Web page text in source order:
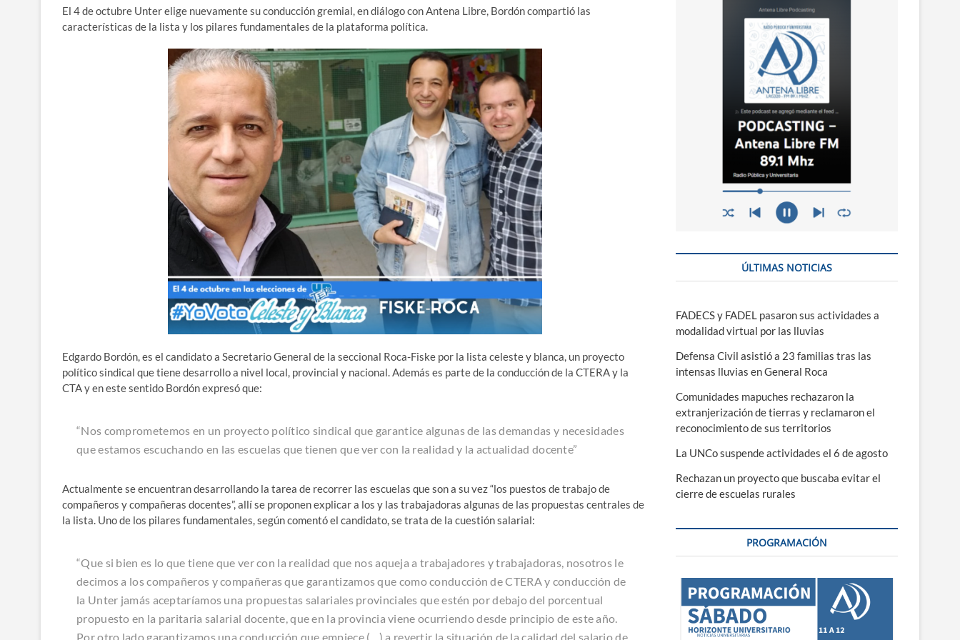
El 4 de octubre Unter elige nuevamente su conducción gremial, en diálogo con Antena Libre, Bordón compartió las
características de la lista y los pilares fundamentales de la plataforma política.
Edgardo Bordón, es el candidato a Secretario General de la seccional Roca-Fiske por la lista celeste y blanca, un proyecto
político sindical que tiene desarrollo a nivel local, provincial y nacional. Además es parte de la conducción de la CTERA y la
CTA y en este sentido Bordón expresó que:
“Nos comprometemos en un proyecto político sindical que garantice algunas de las demandas y necesidades
que estamos escuchando en las escuelas que tienen que ver con la realidad y la actualidad docente”
Actualmente se encuentran desarrollando la tarea de recorrer las escuelas que son a su vez “los puestos de trabajo de
compañeros y compañeras docentes”, allí se proponen explicar a los y las trabajadoras algunas de las propuestas centrales de
la lista. Uno de los pilares fundamentales, según comentó el candidato, se trata de la cuestión salarial:
“Que si bien es lo que tiene que ver con la realidad que nos aqueja a trabajadores y trabajadoras, nosotros le
decimos a los compañeros y compañeras que garantizamos que como conducción de CTERA y conducción de
la Unter jamás aceptaríamos una propuestas salariales provinciales que estén por debajo del porcentual
propuesto en la paritaria salarial docente, que en la provincia viene ocurriendo desde principio de este año.
Por otro lado garantizamos una conducción que empiece (…) a revertir la situación de la calidad del salario de
ÚLTIMAS NOTICIAS
FADECS y FADEL pasaron sus actividades a
modalidad virtual por las lluvias
Defensa Civil asistió a 23 familias tras las
intensas lluvias en General Roca
Comunidades mapuches rechazaron la
extranjerización de tierras y reclamaron el
reconocimiento de sus territorios
La UNCo suspende actividades el 6 de agosto
Rechazan un proyecto que buscaba evitar el
cierre de escuelas rurales
PROGRAMACIÓN